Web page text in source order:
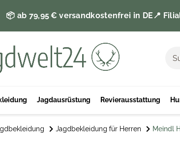
📦 ab 79,95 € versandkostenfrei in DE 📍
Jagdausrüstung Revierausstattung
Jagdbekleidung für Herren Meindl